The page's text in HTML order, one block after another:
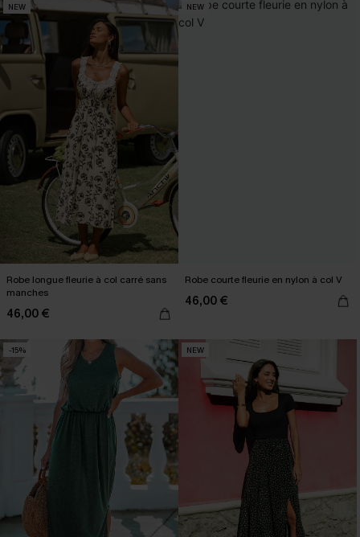
NEW
Robe longue fleurie à col carré sans
manches
46,00 €
NEW
Robe courte fleurie en nylon à col V
46,00 €
-15% NEW